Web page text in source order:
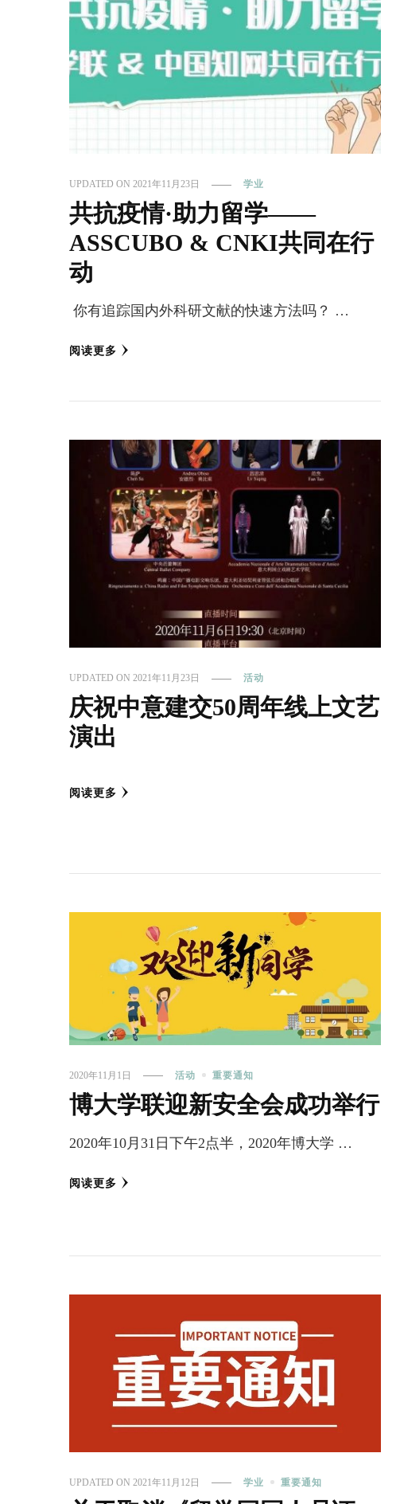
UPDATED ON2021年11月23日 学业
共抗疫情·助力留学——
ASSCUBO & CNKI共同在行
动
你有追踪国内外科研文献的快速方法吗？ …
阅读更多
UPDATED ON2021年11月23日 活动
庆祝中意建交50周年线上文艺
演出
阅读更多
2020年11月1日 活动 重要通知
博大学联迎新安全会成功举行
2020年10月31日下午2点半，2020年博大学 …
阅读更多
UPDATED ON 2021年11月12日 学业 重要通知